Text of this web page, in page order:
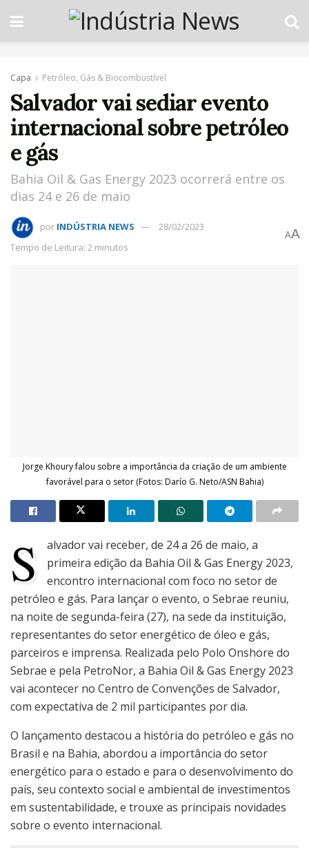
Capa Petróleo, Gás & Biocombustível
Salvador vai sediar evento
internacional sobre petróleo
e gás
Bahia Oil & Gas Energy 2023 ocorrerá entre os
dias 24 e 26 de maio
por INDÚSTRIA NEWS
28/02/2023
Tempo de Leitura: 2 minutos
AA
Jorge Khoury falou sobre a importância da criação de um ambiente
favorável para o setor (Fotos: Darío G. Neto/ASN Bahia)
S
alvador vai receber, de 24 a 26 de maio, a
primeira edição da Bahia Oil & Gas Energy 2023,
encontro internacional com foco no setor de
petróleo e gás. Para lançar o evento, o Sebrae reuniu,
na noite de segunda-feira (27), na sede da instituição,
representantes do setor energético de óleo e gás,
parceiros e imprensa. Realizada pelo Polo Onshore do
Sebrae e pela PetroNor, a Bahia Oil & Gas Energy 2023
vai acontecer no Centro de Convenções de Salvador,
com expectativa de 2 mil participantes por dia.
O lançamento destacou a história do petróleo e gás no
Brasil e na Bahia, abordou a importância do setor
energético para o estado e para o desenvolvimento do
país, seu contexto social e ambiental de investimentos
em sustentabilidade, e trouxe as principais novidades
sobre o evento internacional.